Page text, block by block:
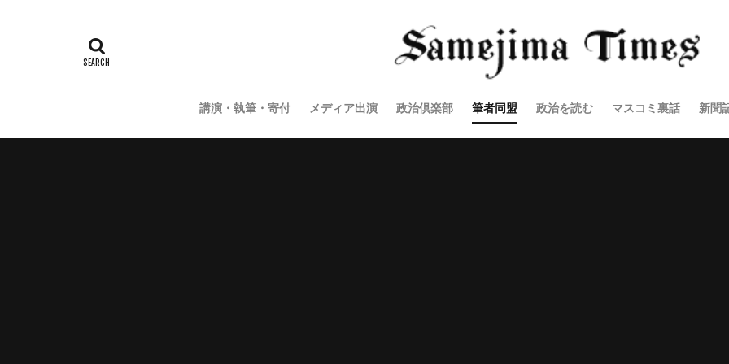
講演・執筆・寄付 メディア出演 政治倶楽部 筆者同盟 政治を読む マスコミ裏話 新聞